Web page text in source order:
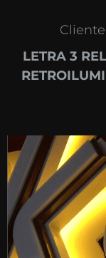
LETRA 3